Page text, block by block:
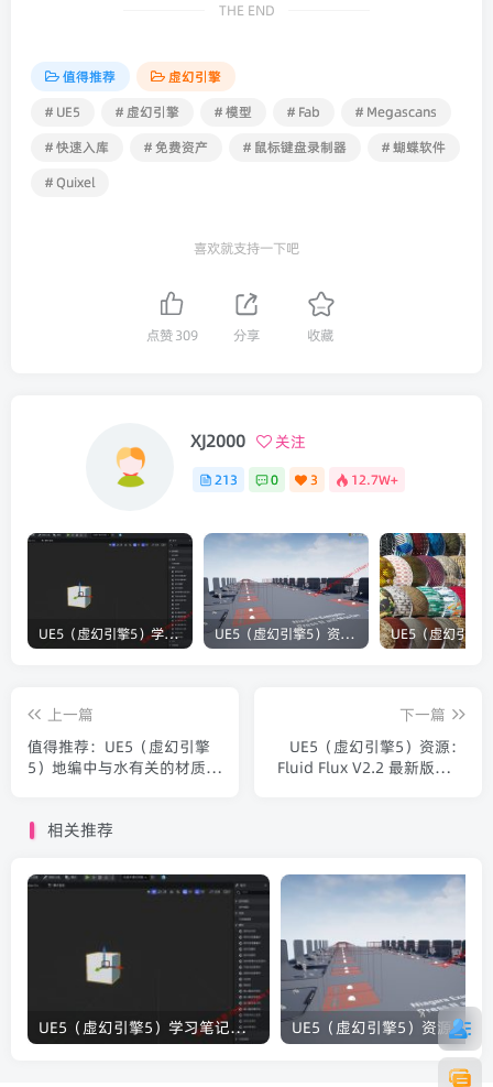
THE END
值得推荐
虚幻引擎
# UE5
# 虚幻引擎 # 模型 # Fab
# Megascans
# 快速入库
# 免费资产 # 鼠标键盘录制器
# 蝴蝶软件
# Quixel
喜欢就支持一下吧
点赞 309 分享 收藏
XJ2000 关注
213 0 3 12.7W+
UE5（虚幻引擎5）学习笔记：碰撞知识要点 UE5（虚幻引擎5）资源：Bullet VFX Pack 子弹视觉特效包
上一篇
值得推荐：UE5（虚幻引擎
5）地编中与水有关的材质和
下一篇
UE5（虚幻引擎5）资源：
Fluid Flux V2.2 最新版水流
相关推荐
UE5（虚幻引擎5）学习笔记：碰撞知识要点